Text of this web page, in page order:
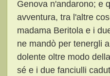
Genova n'andarono; e
avventura, tra l'altre
madama Beritola e i
ne mandò per tenergli
dolente oltre modo
sé e i due fanciulli